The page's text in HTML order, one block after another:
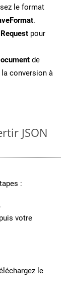
le format
.
pour
de
la conversion à
JSON
:
.
votre
le